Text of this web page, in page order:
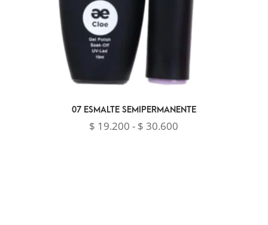
07 ESMALTE SEMIPERMANENTE
$ 19.200 - $ 30.600